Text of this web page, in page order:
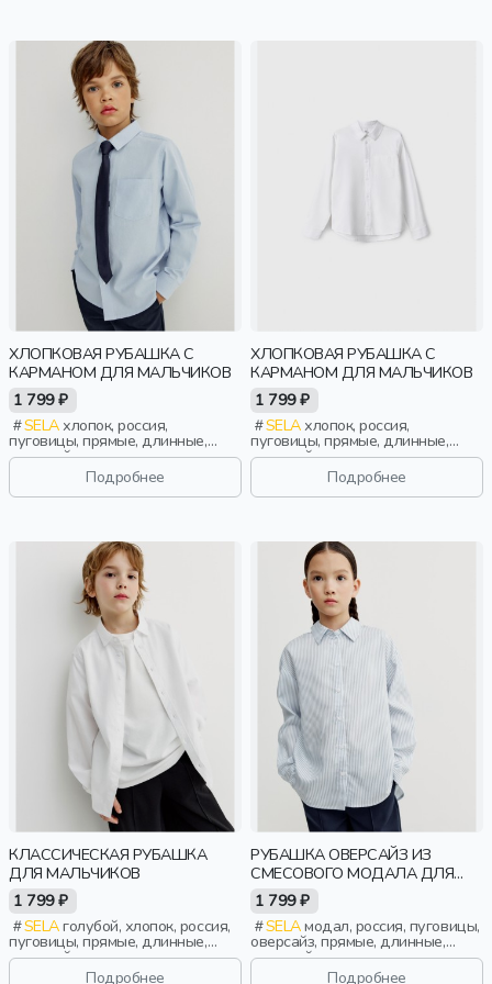
ХЛОПКОВАЯ РУБАШКА С
КАРМАНОМ ДЛЯ МАЛЬЧИКОВ
1 799 ₽
SELAхлопок, россия,
пуговицы, прямые, длинные,
длинный рукав, застежка,
складки, школа, манжета,
свободные, карман, воротник,
мальчики, дети
Подробнее
ХЛОПКОВАЯ РУБАШКА С
КАРМАНОМ ДЛЯ МАЛЬЧИКОВ
1 799 ₽
SELAхлопок, россия,
пуговицы, прямые, длинные,
длинный рукав, застежка,
складки, школа, манжета,
свободные, карман, воротник,
мальчики, дети
Подробнее
КЛАССИЧЕСКАЯ РУБАШКА
ДЛЯ МАЛЬЧИКОВ
1 799 ₽
SELAголубой, хлопок, россия,
пуговицы, прямые, длинные,
длинный рукав, застежка, школа,
манжета, воротник, классика,
Подробнее
РУБАШКА ОВЕРСАЙЗ ИЗ
СМЕСОВОГО МОДАЛА ДЛЯ
ДЕВОЧЕК
1 799 ₽
SELAмодал, россия, пуговицы,
оверсайз, прямые, длинные,
длинный рукав, застежка,
складки, школа, свободные,
Подробнее